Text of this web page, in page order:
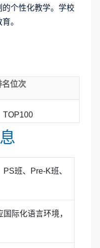
个性化教学。学校
。
名位次
TOP100
班、Pre-K班、
际化语言环境，